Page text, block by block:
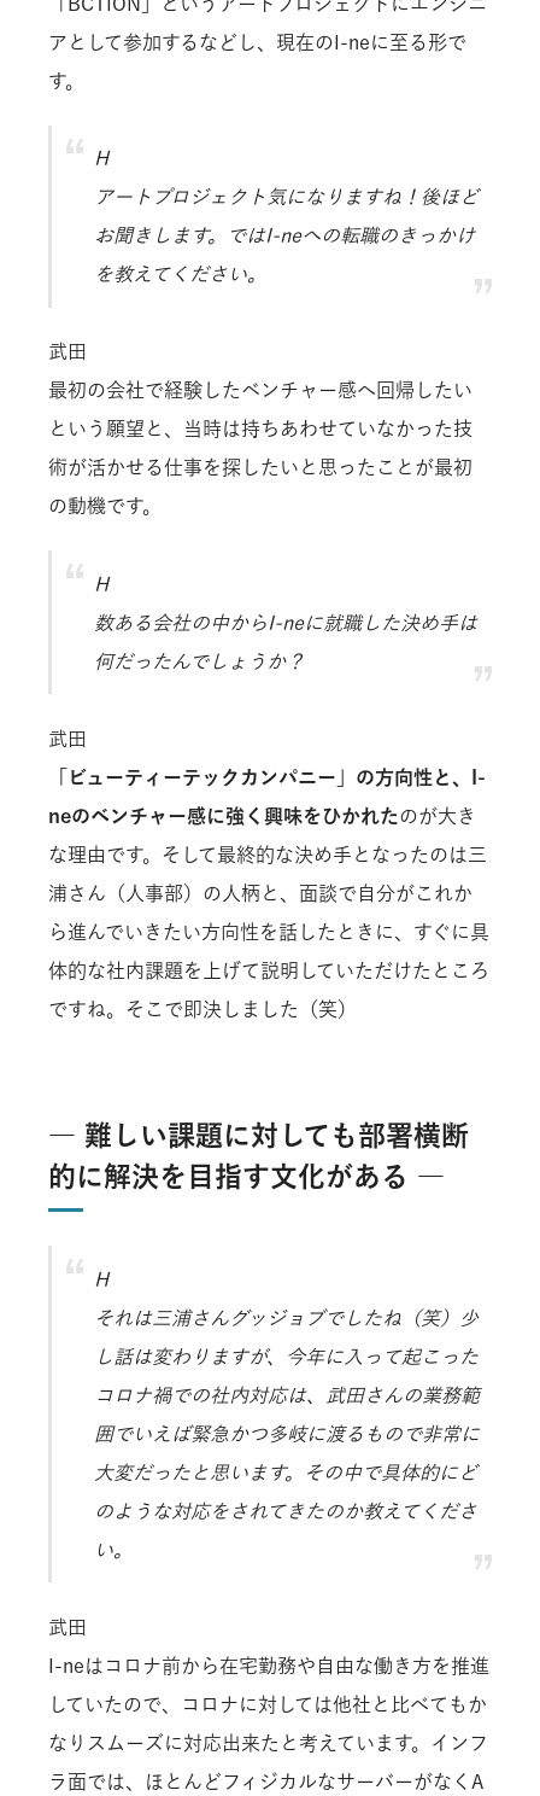
アとして参加するなどし、現在のI-neに至る形で
す。
H
アートプロジェクト気になりますね！後ほど
お聞きします。ではI-neへの転職のきっかけ
を教えてください。
武田
最初の会社で経験したベンチャー感へ回帰したい
という願望と、当時は持ちあわせていなかった技
術が活かせる仕事を探したいと思ったことが最初
の動機です。
H
数ある会社の中からI-neに就職した決め手は
何だったんでしょうか？
武田
「ビューティーテックカンパニー」の方向性と、I-
neのベンチャー感に強く興味をひかれたのが大き
な理由です。そして最終的な決め手となったのは三
浦さん（人事部）の人柄と、面談で自分がこれか
ら進んでいきたい方向性を話したときに、すぐに具
体的な社内課題を上げて説明していただけたところ
ですね。そこで即決しました（笑）
― 難しい課題に対しても部署横断
的に解決を目指す文化がある ―
H
それは三浦さんグッジョブでしたね（笑）少
し話は変わりますが、今年に入って起こった
コロナ禍での社内対応は、武田さんの業務範
囲でいえば緊急かつ多岐に渡るもので非常に
大変だったと思います。その中で具体的にど
のような対応をされてきたのか教えてくださ
い。
武田
I-neはコロナ前から在宅勤務や自由な働き方を推進
していたので、コロナに対しては他社と比べてもか
なりスムーズに対応出来たと考えています。インフ
ラ面では、ほとんどフィジカルなサーバーがなくA